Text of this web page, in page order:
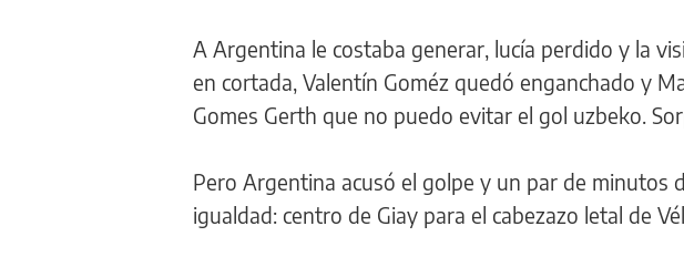
A Argentina le costaba generar, lucía perdido y la
en cortada, Valentín Goméz quedó enganchado y
Gomes Gerth que no puedo evitar el gol uzbeko.
Pero Argentina acusó el golpe y un par de minutos
igualdad: centro de Giay para el cabezazo letal de